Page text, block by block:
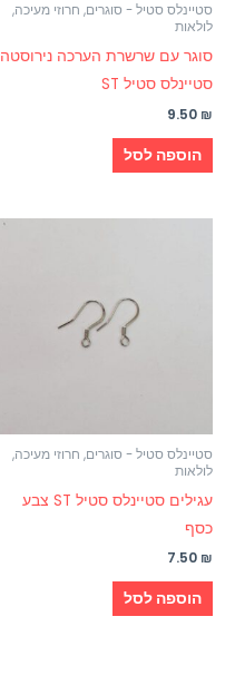
סטיינלס סטיל - סוגרים, חרוזי מעיכה,
לולאות
סוגר עם שרשרת הערכה נירוסטה
סטיינלס סטיל ST
9.50 ₪
הוספה לסל
סטיינלס סטיל - סוגרים, חרוזי מעיכה,
לולאות
עגילים סטיינלס סטיל ST צבע
כסף
7.50 ₪
הוספה לסל